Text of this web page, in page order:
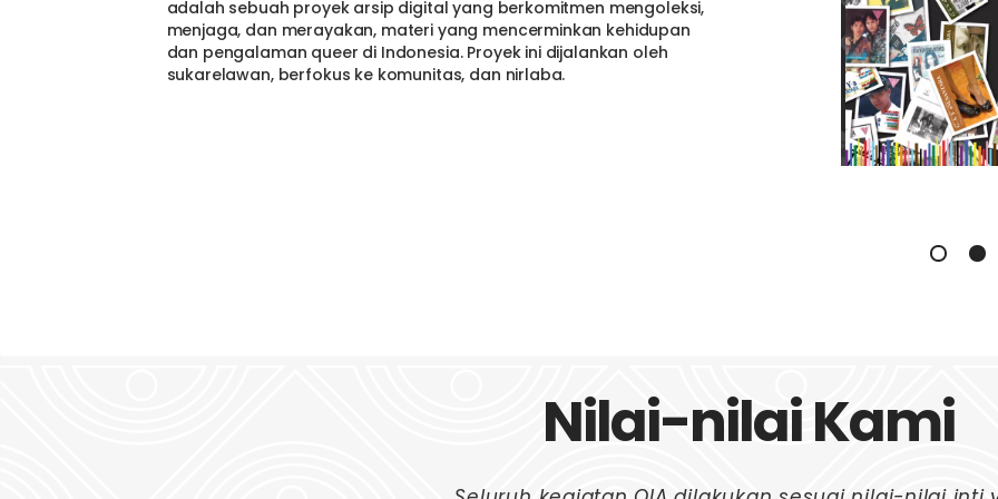
adalah sebuah proyek arsip digital yang berkomitmen mengoleksi,
menjaga, dan merayakan, materi yang mencerminkan kehidupan
dan pengalaman queer di Indonesia. Proyek ini dijalankan oleh
sukarelawan, berfokus ke komunitas, dan nirlaba.
Nilai-nilai Kami